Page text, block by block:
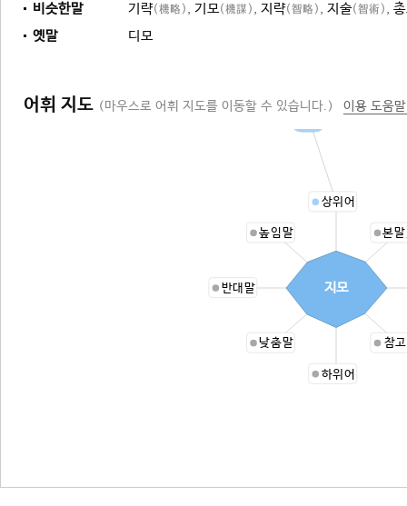
비슷한말 기략(機略) , 기모(機謀) , 지략(智略) , 지술(智術) ,
옛말
디모
어휘 지도 (마우스로 어휘 지도를 이동할 수 있습니다.) 이용 도움
상위어
본
참
하위어
낮춤말
반대말
높임말
지모